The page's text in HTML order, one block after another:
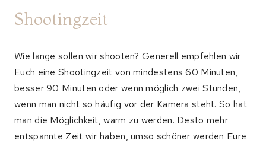
Shootingzeit
Wie lange sollen wir shooten? Generell empfehlen wir
Euch eine Shootingzeit von mindestens 60 Minuten,
besser 90 Minuten oder wenn möglich zwei Stunden,
wenn man nicht so häufig vor der Kamera steht. So hat
man die Möglichkeit, warm zu werden. Desto mehr
entspannte Zeit wir haben, umso schöner werden Eure